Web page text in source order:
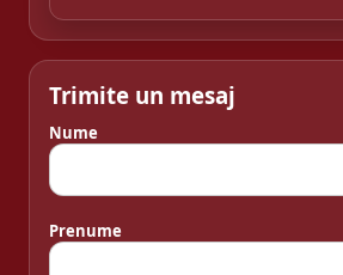
Trimite un mesaj
Nume
Prenume